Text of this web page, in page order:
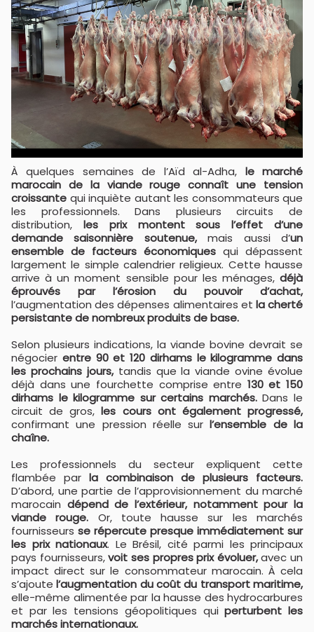
À quelques semaines de l’Aïd al-Adha, le marché
marocain de la viande rouge connaît une tension
croissante qui inquiète autant les consommateurs que
les professionnels. Dans plusieurs circuits de
distribution, les prix montent sous l’effet d’une
demande saisonnière soutenue,mais aussi d’un
ensemble de facteurs économiques qui dépassent
largement le simple calendrier religieux. Cette hausse
arrive à un moment sensible pour les ménages, déjà
éprouvés par l’érosion du pouvoir d’achat,
l’augmentation des dépenses alimentaires et la cherté
persistante de nombreux produits de base.
Selon plusieurs indications, la viande bovine devrait se
négocier entre 90 et 120 dirhams le kilogramme dans
les prochains jours,tandis que la viande ovine évolue
déjà dans une fourchette comprise entre 130 et 150
dirhams le kilogramme sur certains marchés.Dans le
circuit de gros, les cours ont également progressé,
confirmant une pression réelle sur l’ensemble de la
chaîne.
Les professionnels du secteur expliquent cette
flambée par la combinaison de plusieurs facteurs.
D’abord, une partie de l’approvisionnement du marché
marocain dépend de l’extérieur, notamment pour la
viande rouge. Or, toute hausse sur les marchés
fournisseurs se répercute presque immédiatement sur
les prix nationaux. Le Brésil, cité parmi les principaux
pays fournisseurs,voit ses propres prix évoluer,avec un
impact direct sur le consommateur marocain. À cela
s’ajoutel’augmentation du coût du transport maritime,
elle-même alimentée par la hausse des hydrocarbures
et par les tensions géopolitiques quiperturbent les
marchés internationaux.